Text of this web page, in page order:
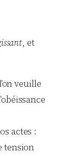
, et
veuille
actes :
tension